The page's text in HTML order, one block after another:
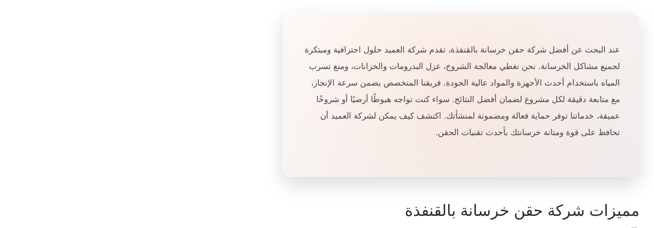
عند البحث عن أفضل شركة حقن خرسانة بالقنفذة، تقدم شركة العميد حلول احترافية ومبتكرة
لجميع مشاكل الخرسانة. نحن نغطي معالجة الشروخ، عزل البدرومات والخزانات، ومنع تسرب
المياه باستخدام أحدث الأجهزة والمواد عالية الجودة. فريقنا المتخصص يضمن سرعة الإنجاز،
مع متابعة دقيقة لكل مشروع لضمان أفضل النتائج. سواء كنت تواجه هبوطًا أرضيًا أو شروخًا
عميقة، خدماتنا توفر حماية فعالة ومضمونة لمنشأتك. اكتشف كيف يمكن لشركة العميد أن
تحافظ على قوة ومتانة خرسانتك بأحدث تقنيات الحقن.
مميزات شركة حقن خرسانة بالقنفذة